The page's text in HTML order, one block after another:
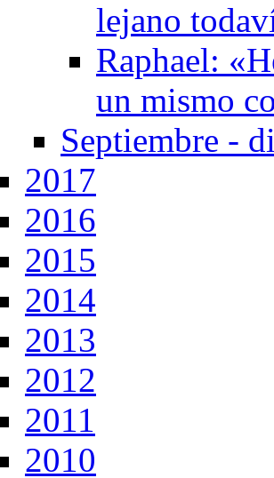
lejano
Raphael:
un mismo
Septiembre -
2017
2016
2015
2014
2013
2012
2011
2010